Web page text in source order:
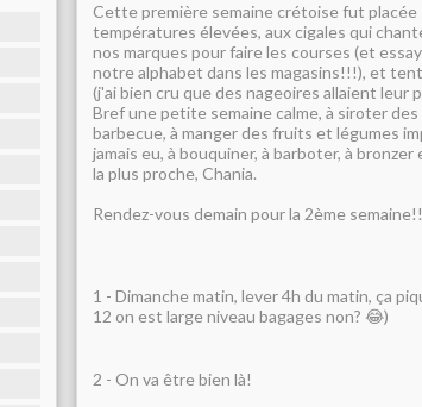
Cette première semaine crétoise fut
températures élevées, aux cigales qui
nos marques pour faire les courses (et
notre alphabet dans les magasins!!!), et
(j'ai bien cru que des nageoires allaient leur
Bref une petite semaine calme, à siroter
barbecue, à manger des fruits et légumes
jamais eu, à bouquiner, à barboter, à
la plus proche, Chania.
Rendez-vous demain pour la 2ème
1 - Dimanche matin, lever 4h du matin, ça
12 on est large niveau bagages non? 😂)
2 - On va être bien là!